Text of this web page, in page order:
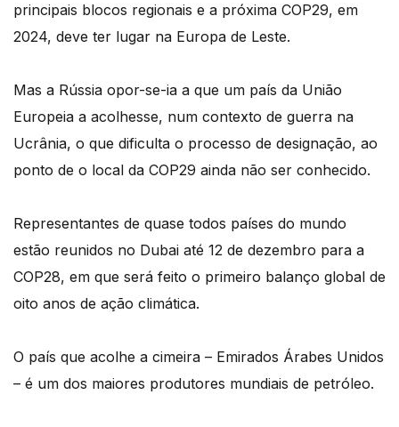
principais blocos regionais e a próxima COP29, em
2024, deve ter lugar na Europa de Leste.
Mas a Rússia opor-se-ia a que um país da União
Europeia a acolhesse, num contexto de guerra na
Ucrânia, o que dificulta o processo de designação, ao
ponto de o local da COP29 ainda não ser conhecido.
Representantes de quase todos países do mundo
estão reunidos no Dubai até 12 de dezembro para a
COP28, em que será feito o primeiro balanço global de
oito anos de ação climática.
O país que acolhe a cimeira – Emirados Árabes Unidos
– é um dos maiores produtores mundiais de petróleo.